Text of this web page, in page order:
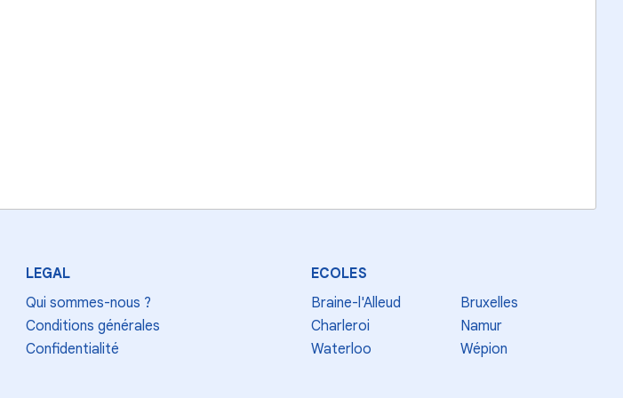
LEGAL
Qui sommes-nous ?
Conditions générales
Confidentialité
ECOLES
Braine-l'Alleud
Bruxelles
Charleroi
Namur
Waterloo
Wépion